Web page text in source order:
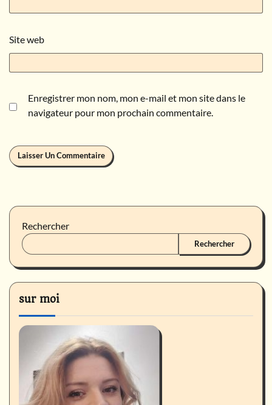
Site web
Enregistrer mon nom, mon e-mail et mon site dans le
navigateur pour mon prochain commentaire.
Rechercher
Rechercher
sur moi